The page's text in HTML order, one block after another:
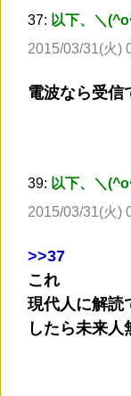
37: 以下、＼
2015/03/31(火)
電波なら受信
39: 以下、＼
2015/03/31(火)
>>37
これ
現代人に解読
したら未来人